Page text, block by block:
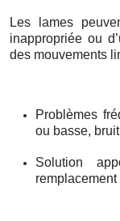
Les lames
inappropriée ou
des mouvements
Problèmes
ou basse,
Solution